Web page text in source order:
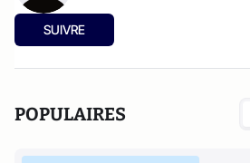
SUIVRE
POPULAIRES